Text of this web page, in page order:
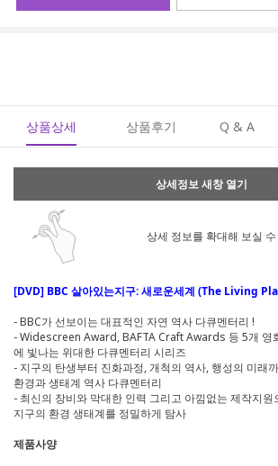
상품상세 상품후기 Q & A
상세정보 새창 열기
상세 정보를 확대해 보실
[DVD] BBC 살아있는지구: 새로운세계 (The Living
- BBC가 선보이는 대표적인 자연 역사 다큐멘터리 !
- Widescreen Award, BAFTA Craft Awards 등 5개 영
에 빛나는 위대한 다큐멘터리 시리즈
- 지구의 탄생부터 진화과정, 개척의 역사, 행성의 미래
환경과 생태계 역사 다큐멘터리
- 최신의 장비와 막대한 인력 그리고 아낌없는 제작지
지구의 환경 생태계를 정밀하게 탐사
제품사양